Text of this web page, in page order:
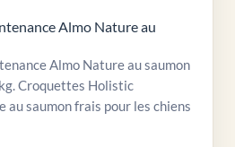
Almo Nature au
Almo Nature au saumon
Croquettes Holistic
saumon frais pour les chiens